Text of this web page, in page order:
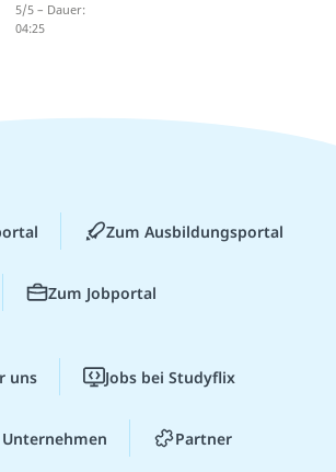
5/5 – Dauer:
04:25
Zum Ausbildungsportal
Zum Jobportal
uns Jobs bei Studyflix
Partner